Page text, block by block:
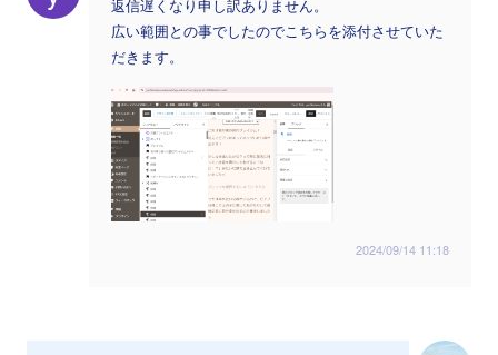
返信遅くなり申し訳ありません。
広い範囲との事でしたのでこちらを添付させていた
だきます。
2024/09/14 11:18